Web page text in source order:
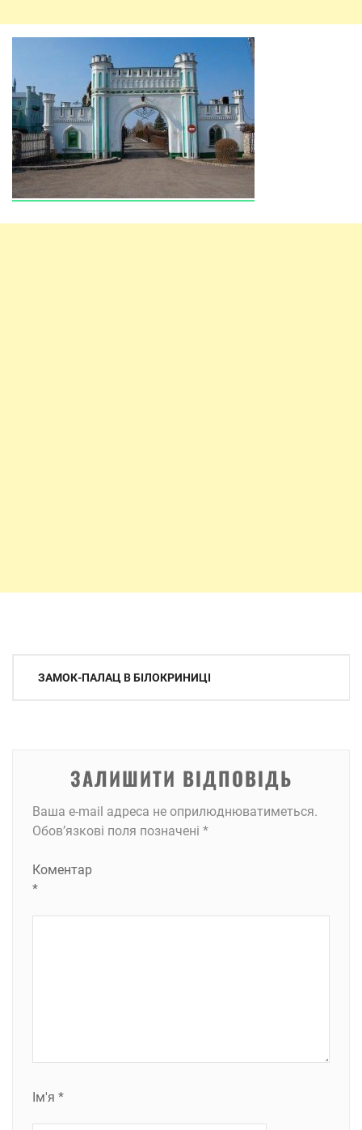
Навігація
ЗАМОК-ПАЛАЦ В БІЛОКРИНИЦІ
ЗАЛИШИТИ ВІДПОВІДЬ
Ваша e-mail адреса не оприлюднюватиметься.
Обов’язкові поля позначені *
Коментар
*
Ім'я *